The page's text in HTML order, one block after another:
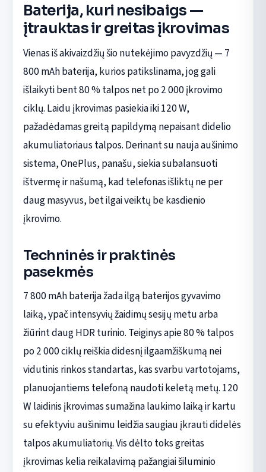
Baterija, kuri nesibaigs —
įtrauktas ir greitas įkrovimas
Vienas iš akivaizdžių šio nutekėjimo pavyzdžių — 7
800 mAh baterija, kurios patikslinama, jog gali
išlaikyti bent 80 % talpos net po 2 000 įkrovimo
ciklų. Laidu įkrovimas pasiekia iki 120 W,
pažadėdamas greitą papildymą nepaisant didelio
akumuliatoriaus talpos. Derinant su nauja aušinimo
sistema, OnePlus, panašu, siekia subalansuoti
ištvermę ir našumą, kad telefonas išliktų ne per
daug masyvus, bet ilgai veiktų be kasdienio
įkrovimo.
Techninės ir praktinės
pasekmės
7 800 mAh baterija žada ilgą baterijos gyvavimo
laiką, ypač intensyvių žaidimų sesijų metu arba
žiūrint daug HDR turinio. Teiginys apie 80 % talpos
po 2 000 ciklų reiškia didesnį ilgaamžiškumą nei
vidutinis rinkos standartas, kas svarbu vartotojams,
planuojantiems telefoną naudoti keletą metų. 120
W laidinis įkrovimas sumažina laukimo laiką ir kartu
su efektyviu aušinimu leidžia saugiau įkrauti didelės
talpos akumuliatorių. Vis dėlto toks greitas
įkrovimas kelia reikalavimą pažangiai šiluminio